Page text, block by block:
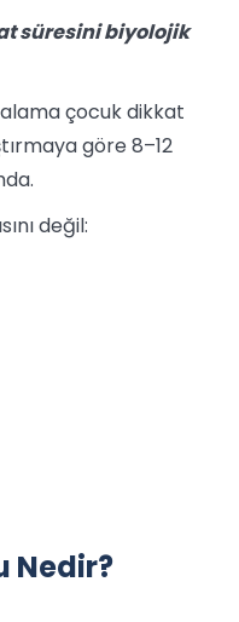
süresini biyolojik
çocuk dikkat
göre 8–12
değil:
Nedir?